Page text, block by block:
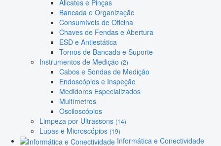
Alicates e Pinças
Bancada e Organização
Consumíveis de Oficina
Chaves de Fendas e Abertura
ESD e Antiestática
Tornos de Bancada e Suporte
Instrumentos de Medição (2)
Cabos e Sondas de Medição
Endoscópios e Inspeção
Medidores Especializados
Multímetros
Osciloscópios
Limpeza por Ultrassons (14)
Lupas e Microscópios (19)
Informática e Conectividade